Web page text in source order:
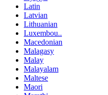
Latin
Latvian
Lithuanian
Luxembou..
Macedonian
Malagasy
Malay
Malayalam
Maltese
Maori